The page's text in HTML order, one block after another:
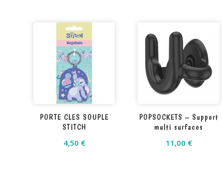
PORTE CLES SOUPLE
STITCH
4,50 €
POPSOCKETS – Support
multi surfaces
11,00 €